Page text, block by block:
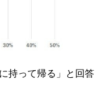
持って帰る」と回答